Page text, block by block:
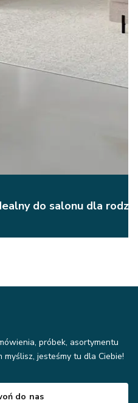
do salonu dla
próbek, asortymentu
jesteśmy tu dla Ciebie!
do nas